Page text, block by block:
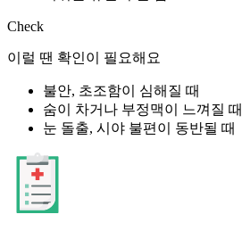
Check
이럴 땐 확인이 필요해요
불안, 초조함이 심해질 때
숨이 차거나 부정맥이 느껴질 때
눈 돌출, 시야 불편이 동반될 때